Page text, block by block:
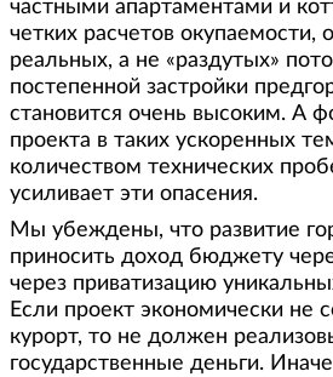
частными апартаментами и
четких расчетов окупаемости,
реальных, а не «раздутых»
постепенной застройки
становится очень высоким. А
проекта в таких ускоренных
количеством технических
усиливает эти опасения.
Мы убеждены, что развитие
приносить доход бюджету
через приватизацию
Если проект экономически не
курорт, то не должен
государственные деньги.